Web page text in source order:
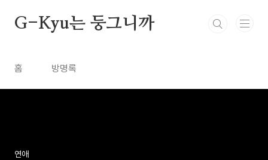
G-Kyu는 둥그니까
홈 방명록
연애